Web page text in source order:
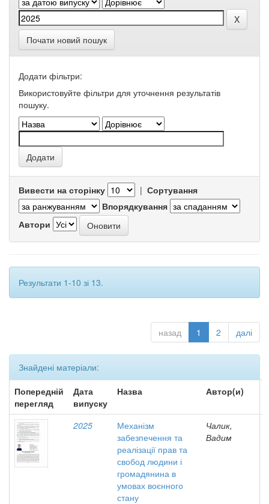
Почати новий пошук
Додати фільтри:
Використовуйте фільтри для уточнення результатів
пошуку.
Вивести на сторінку | Сортування
Впорядкування
Автори
Результати 1-10 зі 13.
назад 1 2 далі
Знайдені матеріали:
Попередній
перегляд
Дата
випуску
Назва Автор(и)
2025
Механізм
забезпечення та
реалізації прав та
свобод людини і
громадянина в
умовах воєнного
стану
Чалик,
Вадим